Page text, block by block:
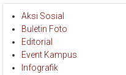
Aksi Sosial
Buletin Foto
Editorial
Event Kampus
Infografik